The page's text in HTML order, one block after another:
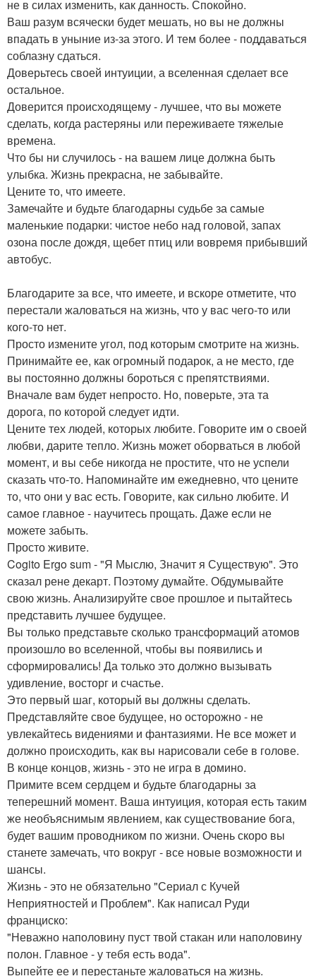
не в силах изменить, как данность. Спокойно.
Ваш разум всячески будет мешать, но вы не должны
впадать в уныние из-за этого. И тем более - поддаваться
соблазну сдаться.
Доверьтесь своей интуиции, а вселенная сделает все
остальное.
Доверится происходящему - лучшее, что вы можете
сделать, когда растеряны или переживаете тяжелые
времена.
Что бы ни случилось - на вашем лице должна быть
улыбка. Жизнь прекрасна, не забывайте.
Цените то, что имеете.
Замечайте и будьте благодарны судьбе за самые
маленькие подарки: чистое небо над головой, запах
озона после дождя, щебет птиц или вовремя прибывший
автобус.
Благодарите за все, что имеете, и вскоре отметите, что
перестали жаловаться на жизнь, что у вас чего-то или
кого-то нет.
Просто измените угол, под которым смотрите на жизнь.
Принимайте ее, как огромный подарок, а не место, где
вы постоянно должны бороться с препятствиями.
Вначале вам будет непросто. Но, поверьте, эта та
дорога, по которой следует идти.
Цените тех людей, которых любите. Говорите им о своей
любви, дарите тепло. Жизнь может оборваться в любой
момент, и вы себе никогда не простите, что не успели
сказать что-то. Напоминайте им ежедневно, что цените
то, что они у вас есть. Говорите, как сильно любите. И
самое главное - научитесь прощать. Даже если не
можете забыть.
Просто живите.
Cogito Ergo sum - "Я Мыслю, Значит я Существую". Это
сказал рене декарт. Поэтому думайте. Обдумывайте
свою жизнь. Анализируйте свое прошлое и пытайтесь
представить лучшее будущее.
Вы только представьте сколько трансформаций атомов
произошло во вселенной, чтобы вы появились и
сформировались! Да только это должно вызывать
удивление, восторг и счастье.
Это первый шаг, который вы должны сделать.
Представляйте свое будущее, но осторожно - не
увлекайтесь видениями и фантазиями. Не все может и
должно происходить, как вы нарисовали себе в голове.
В конце концов, жизнь - это не игра в домино.
Примите всем сердцем и будьте благодарны за
теперешний момент. Ваша интуиция, которая есть таким
же необъяснимым явлением, как существование бога,
будет вашим проводником по жизни. Очень скоро вы
станете замечать, что вокруг - все новые возможности и
шансы.
Жизнь - это не обязательно "Сериал с Кучей
Неприятностей и Проблем". Как написал Руди
франциско:
"Неважно наполовину пуст твой стакан или наполовину
полон. Главное - у тебя есть вода".
Выпейте ее и перестаньте жаловаться на жизнь.